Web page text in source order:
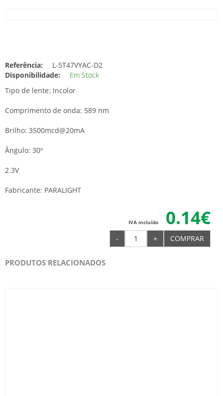
Referência:
L-5T47VYAC-D2
Disponibilidade:
Em Stock
Tipo de lente: Incolor
Comprimento de onda: 589 nm
Brilho: 3500mcd@20mA
Ângulo: 30º
2.3V
Fabricante: PARALIGHT
0.14€
IVA incluído
- + COMPRAR
PRODUTOS RELACIONADOS